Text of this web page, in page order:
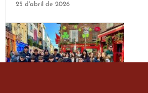
25 d'abril de 2026